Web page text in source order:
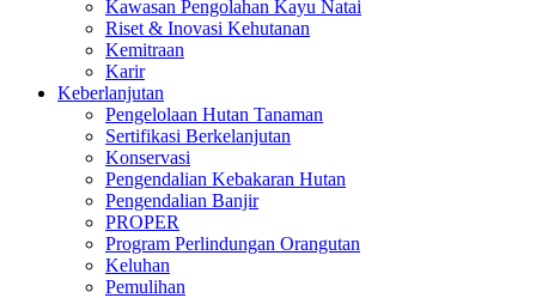
Kawasan Pengolahan Kayu Natai
Riset & Inovasi Kehutanan
Kemitraan
Karir
Keberlanjutan
Pengelolaan Hutan Tanaman
Sertifikasi Berkelanjutan
Konservasi
Pengendalian Kebakaran Hutan
Pengendalian Banjir
PROPER
Program Perlindungan Orangutan
Keluhan
Pemulihan